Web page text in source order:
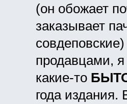
(он обожает
заказывает
продавцами,
какие-то
года издания.